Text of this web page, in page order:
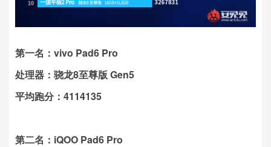
第一名：vivo Pad6 Pro
处理器：骁龙8至尊版 Gen5
平均跑分：4114135
第二名：iQOO Pad6 Pro